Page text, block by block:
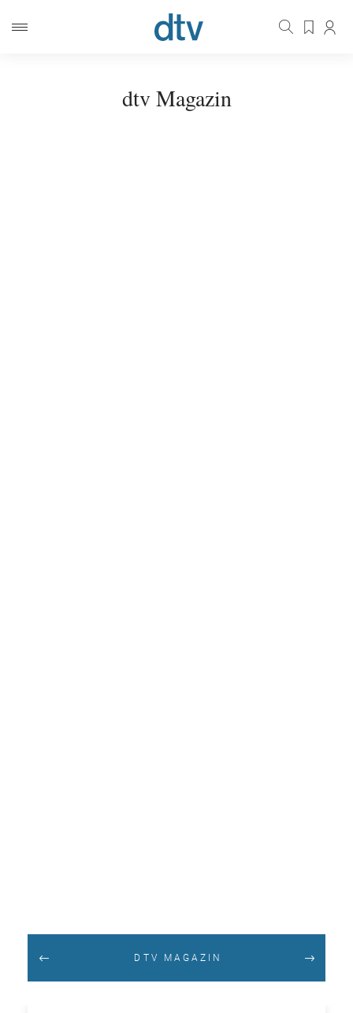
dtv Magazin
DTV MAGAZIN